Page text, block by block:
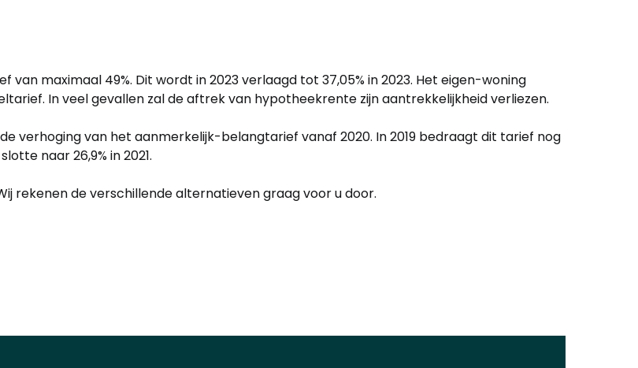
maximaal 49%. Dit wordt in 2023 verlaagd tot 37,05% in 2023. Het eigen-woning
In veel gevallen zal de aftrek van hypotheekrente zijn aantrekkelijkheid verliezen.
verhoging van het aanmerkelijk-belangtarief vanaf 2020. In 2019 bedraagt dit tarief nog
naar 26,9% in 2021.
rekenen de verschillende alternatieven graag voor u door.